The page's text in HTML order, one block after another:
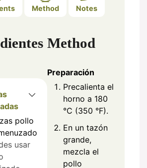
Method Notes
pollo
usar
Method
Preparación
Precalienta el
horno a 180
°C (350 °F).
En un tazón
grande,
mezcla el
pollo